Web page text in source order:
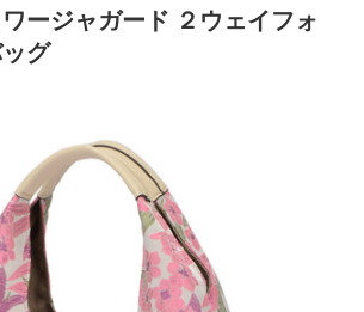
ージャガード ２ウェイフォ
グ